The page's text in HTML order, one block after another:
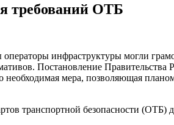
требований ОТБ
инфраструктуры могли
Постановление
мера, позволяющая